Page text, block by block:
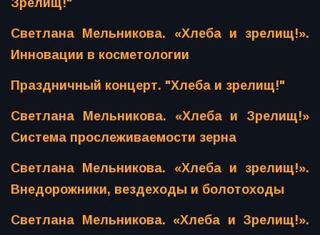
Зрелищ!"
Светлана Мельникова. «Хлеба и зрелищ!».
Инновации в косметологии
Праздничный концерт. "Хлеба и зрелищ!"
Светлана Мельникова. «Хлеба и Зрелищ!»
Система прослеживаемости зерна
Светлана Мельникова. «Хлеба и зрелищ!».
Внедорожники, вездеходы и болотоходы
Светлана Мельникова. «Хлеба и Зрелищ!».